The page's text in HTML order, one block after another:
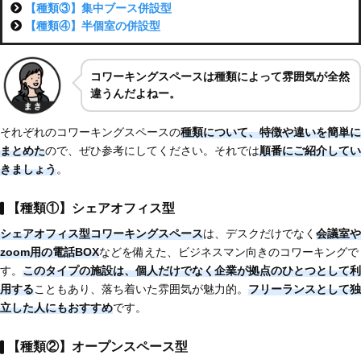
【種類③】集中ブース併設型
【種類④】半個室の併設型
コワーキングスペースは種類によって雰囲気が全然
違うんだよねー。
それぞれのコワーキングスペースの種類について、特徴や違いを簡単に
まとめたので、ぜひ参考にしてください。それでは順番にご紹介してい
きましょう。
【種類①】シェアオフィス型
シェアオフィス型コワーキングスペースは、デスクだけでなく 会議室や
zoom用の電話BOXなどを備えた、ビジネスマン向きのコワーキングで
す。 このタイプの施設は、個人だけでなく企業が拠点のひとつとして利
用することもあり、落ち着いた雰囲気が魅力的。 フリーランスとして独
立した人にもおすすめです。
【種類②】オープンスペース型